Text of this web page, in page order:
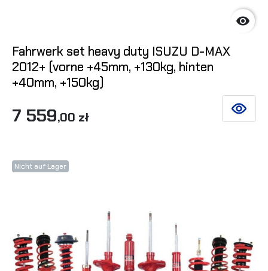

Fahrwerk set heavy duty ISUZU D-MAX
2012+ (vorne +45mm, +130kg, hinten
+40mm, +150kg)
7 559,00 zł SIEHE
Nicht auf Lager